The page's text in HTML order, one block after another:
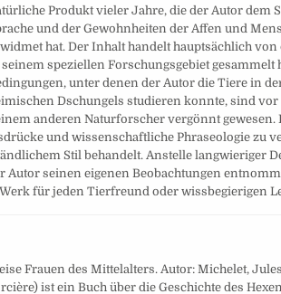
Produkt vieler Jahre, die der Autor dem
und der Gewohnheiten der Affen und
hat. Der Inhalt handelt hauptsächlich von
speziellen Forschungsgebiet gesammelt
unter denen der Autor die Tiere in
Dschungels studieren konnte, sind vor
anderen Naturforscher vergönnt gewesen.
und wissenschaftliche Phraseologie zu
Stil behandelt. Anstelle langwieriger
Autor seinen eigenen Beobachtungen
für jeden Tierfreund oder wissbegierigen
Frauen des Mittelalters. Autor: Michelet,
ist ein Buch über die Geschichte des